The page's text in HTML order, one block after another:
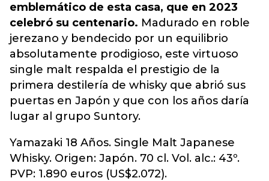
emblemático de esta casa, que en 2023
celebró su centenario. Madurado en roble
jerezano y bendecido por un equilibrio
absolutamente prodigioso, este virtuoso
single malt respalda el prestigio de la
primera destilería de whisky que abrió sus
puertas en Japón y que con los años daría
lugar al grupo Suntory.
Yamazaki 18 Años. Single Malt Japanese
Whisky. Origen: Japón. 70 cl. Vol. alc.: 43º.
PVP: 1.890 euros (US$2.072).